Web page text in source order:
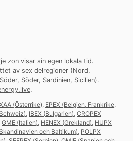
zon visar sin egen lokala tid.
av sex delregioner (Nord,
Söder, Sardinien, Sicilien).
.
(Österrike) EPEX (Belgien, Frankrike,
) IBEX (Bulgarien) CROPEX
GME (Italien) HENEX (Grekland) HUPX
Skandinavien och Baltikum) POLPX